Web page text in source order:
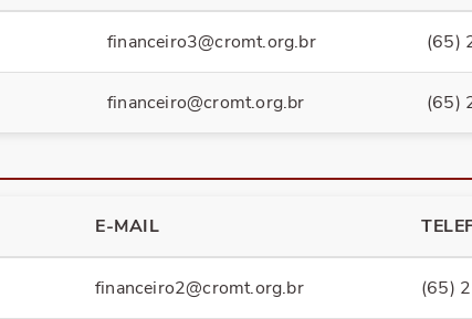
financeiro3@cromt.org.br (65)
financeiro@cromt.org.br (65)
E-MAIL
financeiro2@cromt.org.br (65)